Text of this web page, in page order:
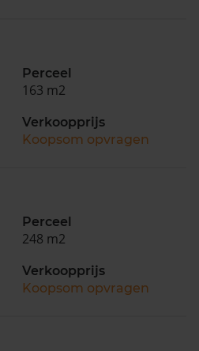
Perceel
163 m2
Verkoopprijs
Koopsom opvragen
Perceel
248 m2
Verkoopprijs
Koopsom opvragen